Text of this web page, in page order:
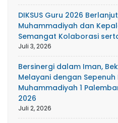
DIKSUS Guru 2026
Muhammadiyah dan
Semangat Kolaborasi
Juli 3, 2026
Bersinergi dalam Iman,
Melayani dengan Sepenuh
Muhammadiyah 1
2026
Juli 2, 2026